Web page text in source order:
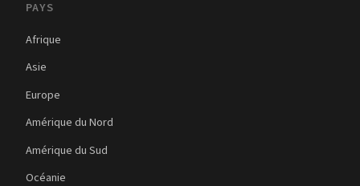
PAYS
Afrique
Asie
Europe
Amérique du Nord
Amérique du Sud
Océanie